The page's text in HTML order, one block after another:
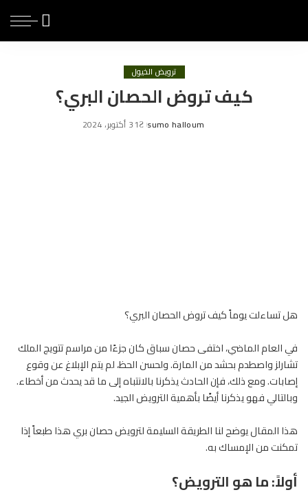
ترويض الخيول
كيف تروض الحصان البري؟
Posted
sumo halloum 31 أكتوبر، 2024
هل تساءلت يوماً كيف تروضالحصانالبري؟
في العام الماضي، اختفى حصان سباق كان جزءًا من مراسم تتويج الملك
تشارلز واصطدم بحشد من المارة. ولحسن الحظ، لم يتم الإبلاغ عن وقوع
إصابات. ومع ذلك، فإن الحادث يذكرنا بالانتباه إلى ما قد يحدث من أخطاء.
وبالتالي فهو يذكرنا أيضًا بأهمية الترويض الجيد.
هذا المقال يوضح لنا الطريقة السليمة لترويض حصان بري هذا طبعاً إذا
تمكنت من الإمساك به.
أولاً: ما هو الترويض؟